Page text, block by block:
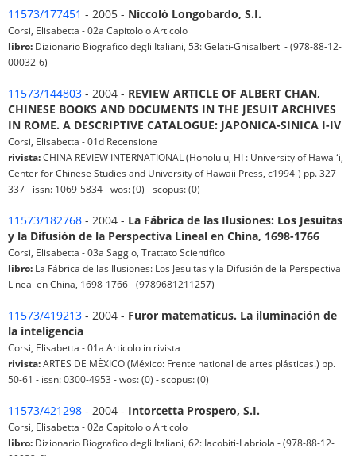
11573/177451 - 2005 - Niccolò Longobardo, S.I.
Corsi, Elisabetta - 02a Capitolo o Articolo
libro: Dizionario Biografico degli Italiani, 53: Gelati-Ghisalberti - (978-88-12-
00032-6)
11573/144803 - 2004 - REVIEW ARTICLE OF ALBERT CHAN,
CHINESE BOOKS AND DOCUMENTS IN THE JESUIT ARCHIVES
IN ROME. A DESCRIPTIVE CATALOGUE: JAPONICA-SINICA I-IV
Corsi, Elisabetta - 01d Recensione
rivista:CHINA REVIEW INTERNATIONAL (Honolulu, HI : University of Hawaiʻi,
Center for Chinese Studies and University of Hawaii Press, c1994-) pp. 327-
337 - issn: 1069-5834 - wos: (0) - scopus: (0)
11573/182768 - 2004 - La Fábrica de las Ilusiones: Los Jesuitas
y la Difusión de la Perspectiva Lineal en China, 1698-1766
Corsi, Elisabetta - 03a Saggio, Trattato Scientifico
libro: La Fábrica de las Ilusiones: Los Jesuitas y la Difusión de la Perspectiva
Lineal en China, 1698-1766 - (9789681211257)
11573/419213 - 2004 - Furor matematicus. La iluminación de
la inteligencia
Corsi, Elisabetta - 01a Articolo in rivista
rivista:ARTES DE MÉXICO (México: Frente national de artes plásticas.) pp.
50-61 - issn: 0300-4953 - wos: (0) - scopus: (0)
11573/421298 - 2004 - Intorcetta Prospero, S.I.
Corsi, Elisabetta - 02a Capitolo o Articolo
libro: Dizionario Biografico degli Italiani, 62: Iacobiti-Labriola - (978-88-12-